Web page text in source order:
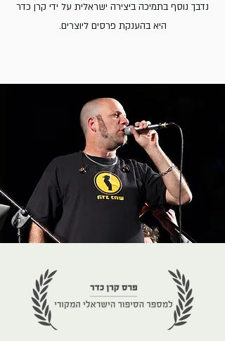
נדבך נוסף בתמיכה ביצירה ישראלית על ידי קרן כדר
היא בהענקת פרסים ליוצרים.